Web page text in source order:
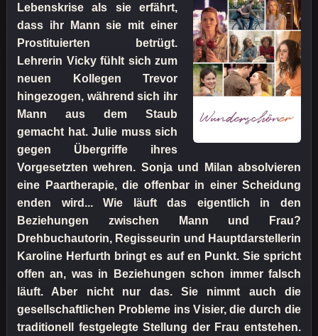
Lebenskrise als sie erfährt,
dass ihr Mann sie mit einer
Prostituierten betrügt.
Lehrerin Vicky fühlt sich zum
neuen Kollegen Trevor
hingezogen, während sich ihr
Mann aus dem Staub
gemacht hat. Julie muss sich
gegen Übergriffe ihres
Vorgesetzten wehren. Sonja und Milan absolvieren
eine Paartherapie, die offenbar in einer Scheidung
enden wird... Wie läuft das eigentlich in den
Beziehungen zwischen Mann und Frau?
Drehbuchautorin, Regisseurin und Hauptdarstellerin
Karoline Herfurth bringt es auf en Punkt. Sie spricht
offen an, was in Beziehungen schon immer falsch
läuft. Aber nicht nur das. Sie nimmt auch die
gesellschaftlichen Probleme ins Visier, die durch die
traditionell festgelegte Stellung der Frau entstehen.